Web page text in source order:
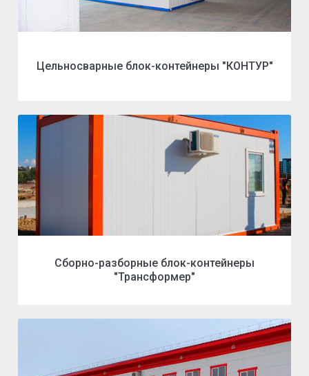
Цельносварные блок-контейнеры "КОНТУР"
Сборно-разборные блок-контейнеры
"Трансформер"